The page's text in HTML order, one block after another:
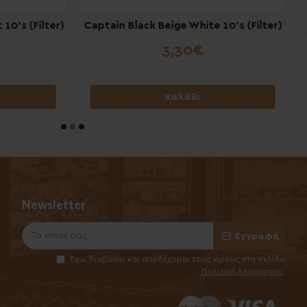
Garant Extreme Cola 50mg/gr
6,00€
Καλάθι
10's (Filter) Captain Black Beige White 10's (Filter)
3,30€
Καλάθι
Newsletter
Εγγραφή
Έχω διαβάσει και αποδέχομαι τους όρους στη σελίδα
Πολιτική Απορρήτου